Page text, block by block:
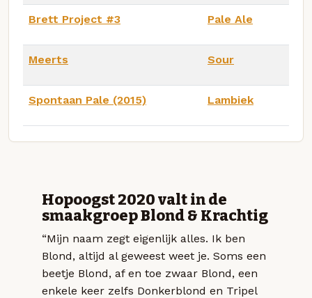
Brett Project #3 Pale Ale
Meerts Sour
Spontaan Pale (2015) Lambiek
Hopoogst 2020 valt in de
smaakgroep Blond & Krachtig
“Mijn naam zegt eigenlijk alles. Ik ben
Blond, altijd al geweest weet je. Soms een
beetje Blond, af en toe zwaar Blond, een
enkele keer zelfs Donkerblond en Tripel